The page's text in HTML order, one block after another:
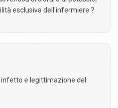
esclusiva dell'infermiere ?
infetto e legittimazione del